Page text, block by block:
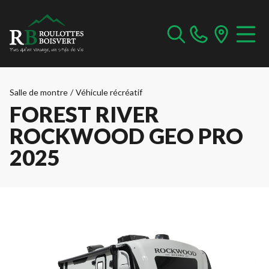
Salle de montre / Véhicule récréatif
FOREST RIVER
ROCKWOOD GEO PRO
2025